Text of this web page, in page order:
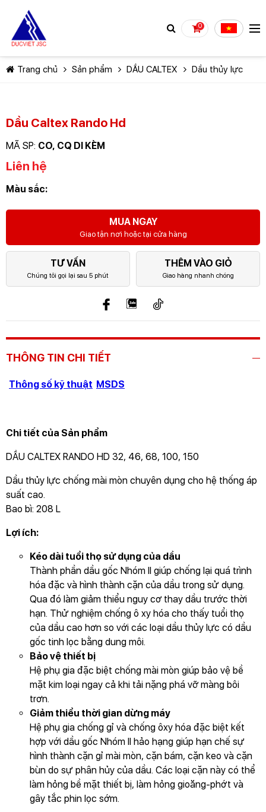
0
Trang chủ Sản phẩm DẦU CALTEX Dầu thủy lực
Dầu Caltex Rando Hd
MÃ SP: CO, CQ DI KÈM
Liên hệ
Màu sắc:
MUA NGAY
Giao tận nơi hoặc tại cửa hàng
TƯ VẤN
Chúng tôi gọi lại sau 5 phút
THÊM VÀO GIỎ
Giao hàng nhanh chóng
THÔNG TIN CHI TIẾT
Thông số kỹ thuật MSDS
Chi tiết của Sản phẩm
DẦU CALTEX RANDO HD 32, 46, 68, 100, 150
Dầu thủy lực chống mài mòn chuyên dụng cho hệ thống áp
suất cao.
Bao bì: 208 L
Lợi ích:
Kéo dài tuổi thọ sử dụng của dầu
Thành phần dầu gốc Nhóm II giúp chống lại quá trình
hóa đặc và hình thành cặn của dầu trong sử dụng.
Qua đó làm giảm thiểu nguy cơ thay dầu trước thời
hạn. Thử nghiệm chống ô xy hóa cho thấy tuổi thọ
của dầu cao hơn so với các loại dầu thủy lực có dầu
gốc tinh lọc bằng dung môi.
Bảo vệ thiết bị
Hệ phụ gia đặc biệt chống mài mòn giúp bảo vệ bề
mặt kim loại ngay cả khi tải nặng phá vỡ màng bôi
trơn.
Giảm thiểu thời gian dừng máy
Hệ phụ gia chống gỉ và chống ôxy hóa đặc biệt kết
hợp với dầu gốc Nhóm II hảo hạng giúp hạn chế sự
hình thành cặn gỉ mài mòn, cặn bám, cặn keo và cặn
bùn do sự phân hủy của dầu. Các loại cặn này có thể
làm hỏng bề mặt thiết bị, làm hỏng gioăng-phớt và
gây tắc phin lọc sớm.